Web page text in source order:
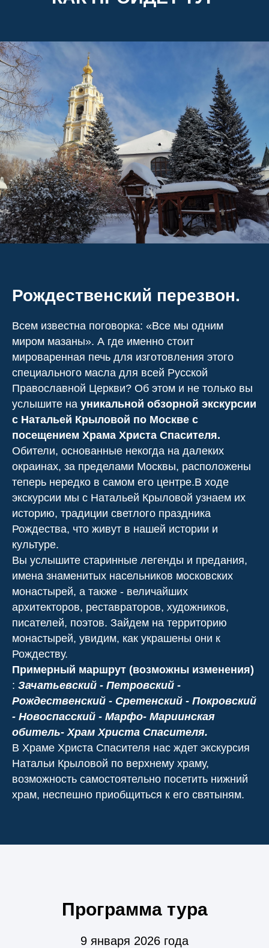
Рождественский перезвон.
Всем известна поговорка: «Все мы одним
миром мазаны». А где именно стоит
мироваренная печь для изготовления этого
специального масла для всей Русской
Православной Церкви? Об этом и не только вы
услышите на уникальной обзорной экскурсии
с Натальей Крыловой по Москве с
посещением Храма Христа Спасителя.
Обители, основанные некогда на далеких
окраинах, за пределами Москвы, расположены
теперь нередко в самом его центре.В ходе
экскурсии мы с Натальей Крыловой узнаем их
историю, традиции светлого праздника
Рождества, что живут в нашей истории и
культуре.
Вы услышите старинные легенды и предания,
имена знаменитых насельников московских
монастырей, а также - величайших
архитекторов, реставраторов, художников,
писателей, поэтов. Зайдем на территорию
монастырей, увидим, как украшены они к
Рождеству.
Примерный маршрут (возможны изменения)
: Зачатьевский - Петровский -
Рождественский - Сретенский - Покровский
- Новоспасский - Марфо- Мариинская
обитель- Храм Христа Спасителя.
В Храме Христа Спасителя нас ждет экскурсия
Натальи Крыловой по верхнему храму,
возможность самостоятельно посетить нижний
храм, неспешно приобщиться к его святыням.
Программа тура
9 января 2026 года